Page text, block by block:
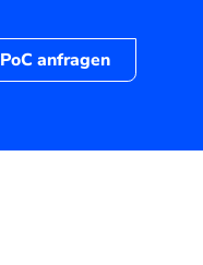
PoC anfragen